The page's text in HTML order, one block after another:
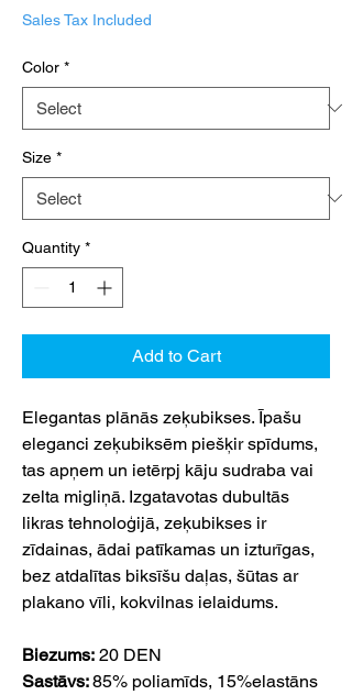
Sales Tax Included
Color *
Size *
Quantity *
Add to Cart
Elegantas plānās zeķubikses. Īpašu
eleganci zeķubiksēm piešķir spīdums,
tas apņem un ietērpj kāju sudraba vai
zelta migliņā. Izgatavotas dubultās
likras tehnoloģijā, zeķubikses ir
zīdainas, ādai patīkamas un izturīgas,
bez atdalītas biksīšu daļas, šūtas ar
plakano vīli, kokvilnas ielaidums.
Biezums: 20 DEN
Sastāvs:85% poliamīds, 15%elastāns